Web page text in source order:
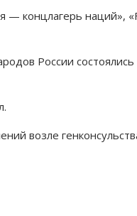
— концлагерь наций»,
России состоялись
возле